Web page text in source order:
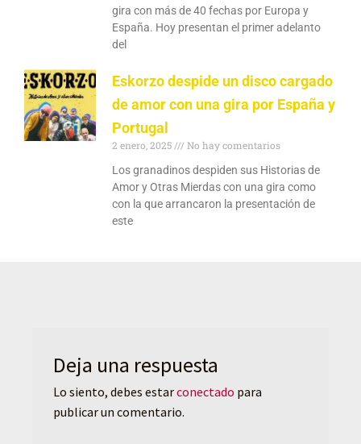
gira con más de 40 fechas por Europa y
España. Hoy presentan el primer adelanto
del
Eskorzo despide un disco cargado
de amor con una gira por España y
Portugal
2 enero, 2025
No hay comentarios
Los granadinos despiden sus Historias de
Amor y Otras Mierdas con una gira como
con la que arrancaron la presentación de
este
Deja una respuesta
Lo siento, debes estarconectado para
publicar un comentario.